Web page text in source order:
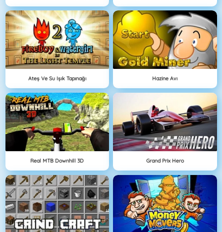
Ateş Ve Su Işık Tapınağı Hazine Avı
Real MTB Downhill 3D Grand Prix Hero